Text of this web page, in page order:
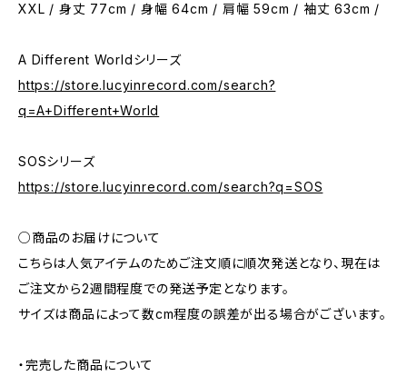
XXL / 身丈 77cm / 身幅 64cm / 肩幅 59cm / 袖丈 63cm /
A Different Worldシリーズ
https://store.lucyinrecord.com/search?
q=A+Different+World
SOSシリーズ
https://store.lucyinrecord.com/search?q=SOS
○商品のお届けについて
こちらは人気アイテムのためご注文順に順次発送となり、現在は
ご注文から2週間程度での発送予定となります。
サイズは商品によって数cm程度の誤差が出る場合がございます。
・完売した商品について